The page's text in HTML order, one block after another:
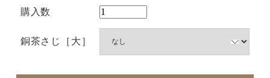
購入数
銅茶さじ［大］